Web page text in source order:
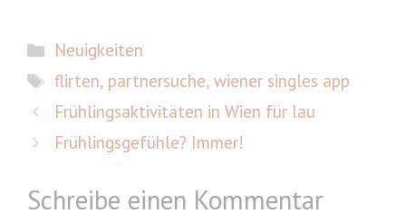
Kategorien
Neuigkeiten
Schlagwörter
flirten, partnersuche,wiener singles app
Frühlingsaktivitäten in Wien für lau
Frühlingsgefühle? Immer!
Schreibe einen Kommentar